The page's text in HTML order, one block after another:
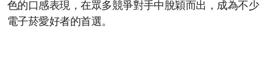
色的口感表現，在眾多競爭對手中脫穎而出，成為不少
電子菸愛好者的首選。